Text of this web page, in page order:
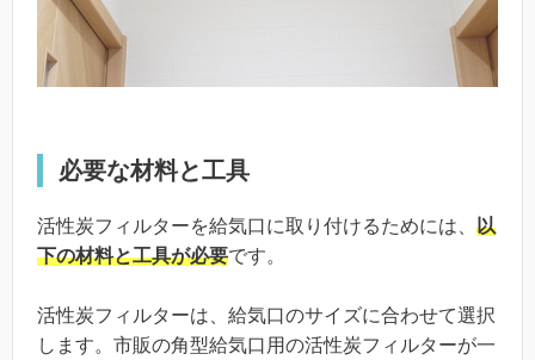
必要な材料と工具
活性炭フィルターを給気口に取り付けるためには、 以
下の材料と工具が必要です。
活性炭フィルターは、給気口のサイズに合わせて選択
します。市販の角型給気口用の活性炭フィルターが一